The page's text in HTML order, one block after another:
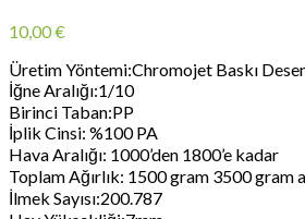
10,00€
Üretim Yöntemi:Chromojet Baskı
İğne Aralığı:1/10
Birinci Taban:PP
İplik Cinsi: %100 PA
Hava Aralığı: 1000’den 1800’e kadar
Toplam Ağırlık: 1500 gram 3500 gram
İlmek Sayısı:200.787